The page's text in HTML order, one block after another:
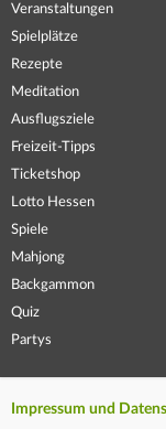
Veranstaltungen
Spielplätze
Rezepte
Meditation
Ausflugsziele
Freizeit-Tipps
Ticketshop
Lotto Hessen
Spiele
Mahjong
Backgammon
Quiz
Partys
Impressum und